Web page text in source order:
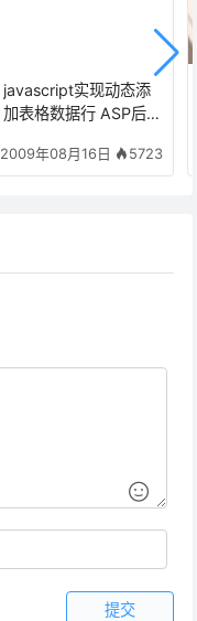
javascript实现动态添
加表格数据行 ASP后
2009年08月16日 5723
提交